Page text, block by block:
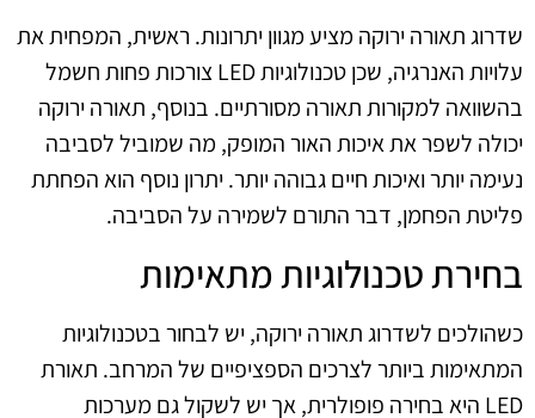
שדרוג תאורה ירוקה מציע מגוון יתרונות. ראשית, המפחית את
עלויות האנרגיה, שכן טכנולוגיות LED צורכות פחות חשמל
בהשוואה למקורות תאורה מסורתיים. בנוסף, תאורה ירוקה
יכולה לשפר את איכות האור המופק, מה שמוביל לסביבה
נעימה יותר ואיכות חיים גבוהה יותר. יתרון נוסף הוא הפחתת
פליטת הפחמן, דבר התורם לשמירה על הסביבה.
בחירת טכנולוגיות מתאימות
כשהולכים לשדרוג תאורה ירוקה, יש לבחור בטכנולוגיות
המתאימות ביותר לצרכים הספציפיים של המרחב. תאורת
LED היא בחירה פופולרית, אך יש לשקול גם מערכות